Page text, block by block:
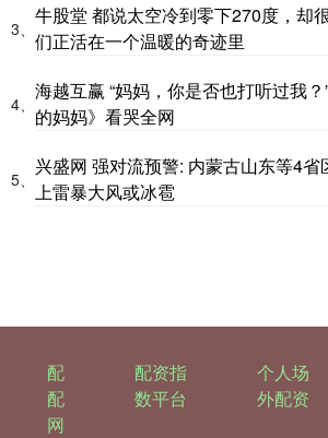
3、
牛股堂 都说太空冷到零下270度，却
们正活在一个温暖的奇迹里
4、
海越互赢 “妈妈，你是否也打听过我
的妈妈》看哭全网
5、
兴盛网 强对流预警: 内蒙古山东等4
上雷暴大风或冰雹
配
配
网
配资指
数平台
个人场
外配资